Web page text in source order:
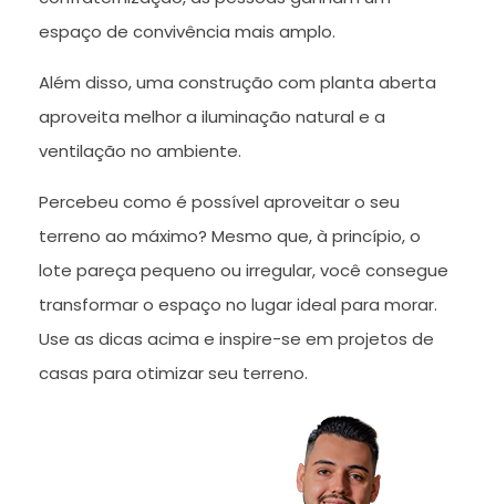
espaço de convivência mais amplo.
Além disso, uma construção com planta aberta
aproveita melhor a iluminação natural e a
ventilação no ambiente.
Percebeu como é possível aproveitar o seu
terreno ao máximo? Mesmo que, à princípio, o
lote pareça pequeno ou irregular, você consegue
transformar o espaço no lugar ideal para morar.
Use as dicas acima e inspire-se em projetos de
casas para otimizar seu terreno.